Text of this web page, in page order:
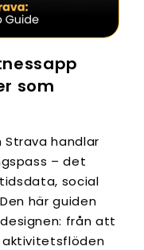
som
handlar
– det
social
här guiden
från att
aktivitetsflöden